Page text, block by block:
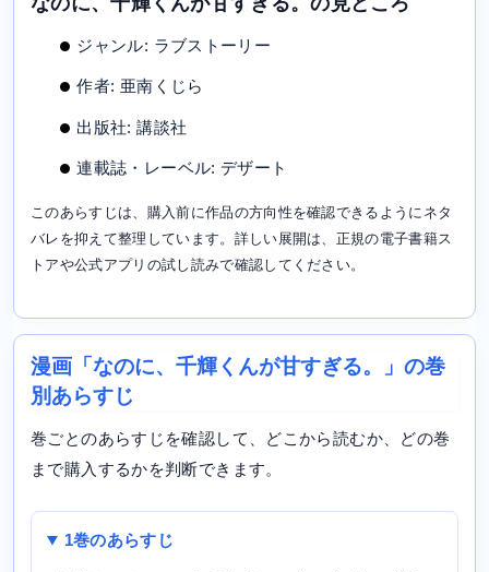
ジャンル: ラブストーリー
作者: 亜南くじら
出版社: 講談社
連載誌・レーベル: デザート
このあらすじは、購入前に作品の方向性を確認できるようにネタ
バレを抑えて整理しています。詳しい展開は、正規の電子書籍ス
トアや公式アプリの試し読みで確認してください。
漫画「なのに、千輝くんが甘すぎる。」の巻
別あらすじ
巻ごとのあらすじを確認して、どこから読むか、どの巻
まで購入するかを判断できます。
1巻のあらすじ